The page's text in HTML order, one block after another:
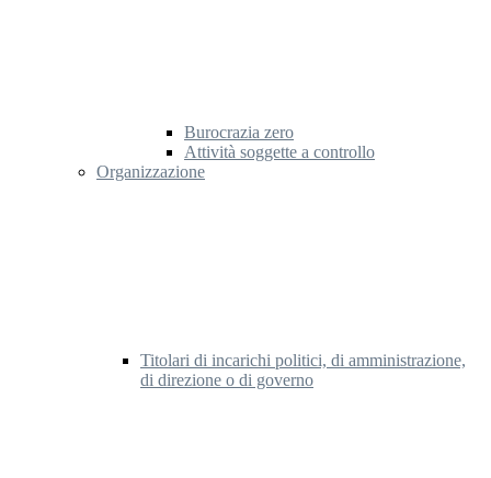
Burocrazia zero
Attività soggette a controllo
Organizzazione
Titolari di incarichi politici, di amministrazione,
di direzione o di governo